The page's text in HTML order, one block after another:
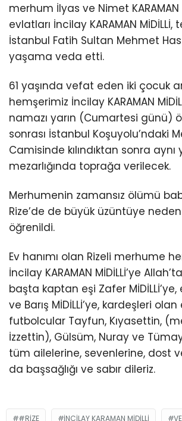
merhum İlyas ve Nimet
evlatları İncilay KARAMAN
İstanbul Fatih Sultan Mehmet
yaşama veda etti.
61 yaşında vefat eden iki çocuk
hemşerimiz İncilay KARAMAN
namazı yarın (Cumartesi günü)
sonrası İstanbul Koşuyolu’ndaki
Camisinde kılındıktan sonra
mezarlığında toprağa verilecek.
Merhumenin zamansız ölümü
Rize’de de büyük üzüntüye
öğrenildi.
Ev hanımı olan Rizeli merhume
İncilay KARAMAN MİDİLLİ’ye
başta kaptan eşi Zafer MİDİLLİ’ye,
ve Barış MİDİLLİ’ye, kardeşleri olan
futbolcular Tayfun, Kıyasettin,
İzzettin), Gülsüm, Nuray ve Tümay
tüm ailelerine, sevenlerine, dost
da başsağlığı ve sabır dileriz.
#RIZE İNCILAY KARAMAN MIDILLI